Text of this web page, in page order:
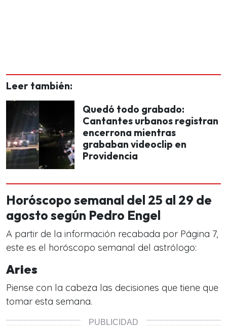
Leer también:
Quedó todo grabado:
Cantantes urbanos registran
encerrona mientras
grababan videoclip en
Providencia
Horóscopo semanal del 25 al 29 de
agosto según Pedro Engel
A partir de la información recabada por Página 7,
este es el horóscopo semanal del astrólogo:
Aries
Piense con la cabeza las decisiones que tiene que
tomar esta semana.